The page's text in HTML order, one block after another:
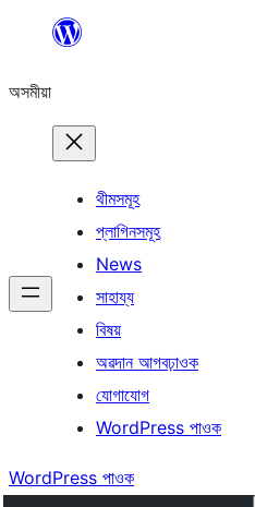
বিষয়বস্তুলৈ
অসমীয়া
থীমসমূহ
প্লাগিনসমূহ
News
সাহায্য
বিষয়
অৱদান আগবঢ়াওক
যোগাযোগ
WordPress পাওক
WordPress পাওক